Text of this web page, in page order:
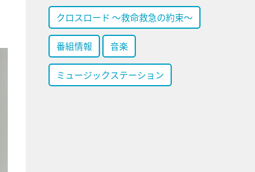
クロスロード ～救命救急の約束～
番組情報 音楽
ミュージックステーション